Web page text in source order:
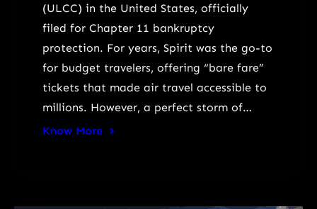
(ULCC) in the United States, officially
filed for Chapter 11 bankruptcy
protection. For years, Spirit was the go-to
for budget travelers, offering “bare fare”
tickets that made air travel accessible to
millions. However, a perfect storm of…
Know More